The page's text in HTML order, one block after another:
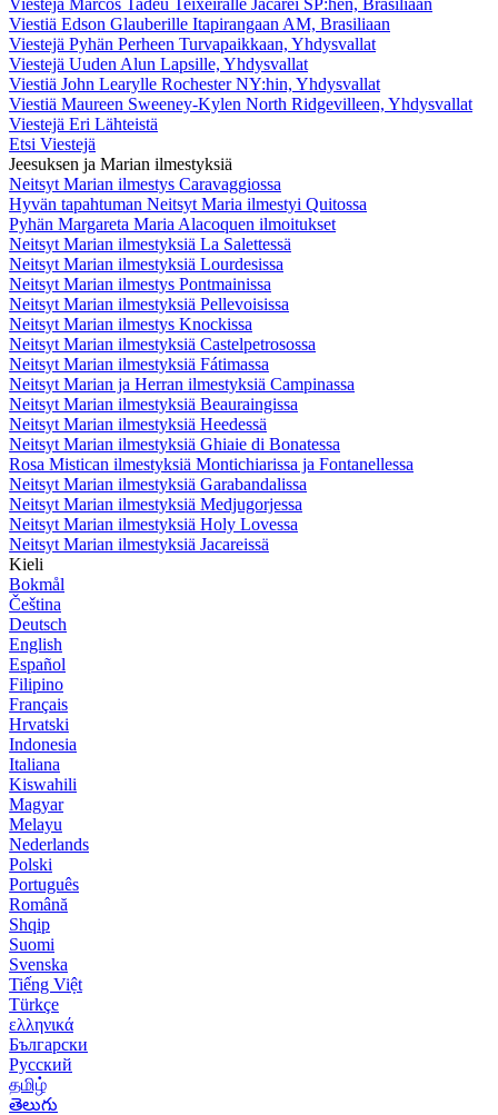
Viestiä Edson Glauberille Itapirangaan AM, Brasiliaan
Viestejä Pyhän Perheen Turvapaikkaan, Yhdysvallat
Viestejä Uuden Alun Lapsille, Yhdysvallat
Viestiä John Learylle Rochester NY:hin, Yhdysvallat
Viestiä Maureen Sweeney-Kylen North Ridgevilleen, Yhdysvallat
Viestejä Eri Lähteistä
Etsi Viestejä
Jeesuksen ja Marian ilmestyksiä
Neitsyt Marian ilmestys Caravaggiossa
Hyvän tapahtuman Neitsyt Maria ilmestyi Quitossa
Pyhän Margareta Maria Alacoquen ilmoitukset
Neitsyt Marian ilmestyksiä La Salettessä
Neitsyt Marian ilmestyksiä Lourdesissa
Neitsyt Marian ilmestys Pontmainissa
Neitsyt Marian ilmestyksiä Pellevoisissa
Neitsyt Marian ilmestys Knockissa
Neitsyt Marian ilmestyksiä Castelpetrosossa
Neitsyt Marian ilmestyksiä Fátimassa
Neitsyt Marian ja Herran ilmestyksiä Campinassa
Neitsyt Marian ilmestyksiä Beauraingissa
Neitsyt Marian ilmestyksiä Heedessä
Neitsyt Marian ilmestyksiä Ghiaie di Bonatessa
Rosa Mistican ilmestyksiä Montichiarissa ja Fontanellessa
Neitsyt Marian ilmestyksiä Garabandalissa
Neitsyt Marian ilmestyksiä Medjugorjessa
Neitsyt Marian ilmestyksiä Holy Lovessa
Neitsyt Marian ilmestyksiä Jacareissä
Kieli
Bokmål
Čeština
Deutsch
English
Español
Filipino
Français
Hrvatski
Indonesia
Italiana
Kiswahili
Magyar
Melayu
Nederlands
Polski
Português
Română
Shqip
Suomi
Svenska
Tiếng Việt
Türkçe
ελληνικά
Български
Русский
தமிழ்
తెలుగు